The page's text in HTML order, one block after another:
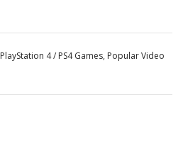
PlayStation 4 / PS4 Games, Popular Video